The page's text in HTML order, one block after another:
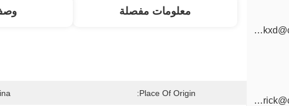
davidkxd@chinasteelstructure.cn
kxdpatrick@chinasteelstructure.cn
معلومات مفصلة
Place Of Origin: